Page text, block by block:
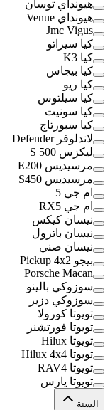
هيونداي توسان
هيونداي Venue
Jmc Vigus
كيا سيراتو
كيا K3
كيا بيجاس
كيا ريو
كيا سيلتوس
كيا سونيت
كيا سبورتاج
لاندلوفر Defender
ليكزس S 500
مرسيديس E200
مرسيديس S450
ام جي 5
ام جي RX5
نيسان كيكس
نيسان باترول
نيسان صني
بيجو Pickup 4x2
Porsche Macan
سوزوكي بالينو
سوزوكي دزير
تويوتا كورولا
تويوتا فورتشنر
تويوتا Hilux
تويوتا Hilux 4x4
تويوتا RAV4
تويوتا يارس
السنة